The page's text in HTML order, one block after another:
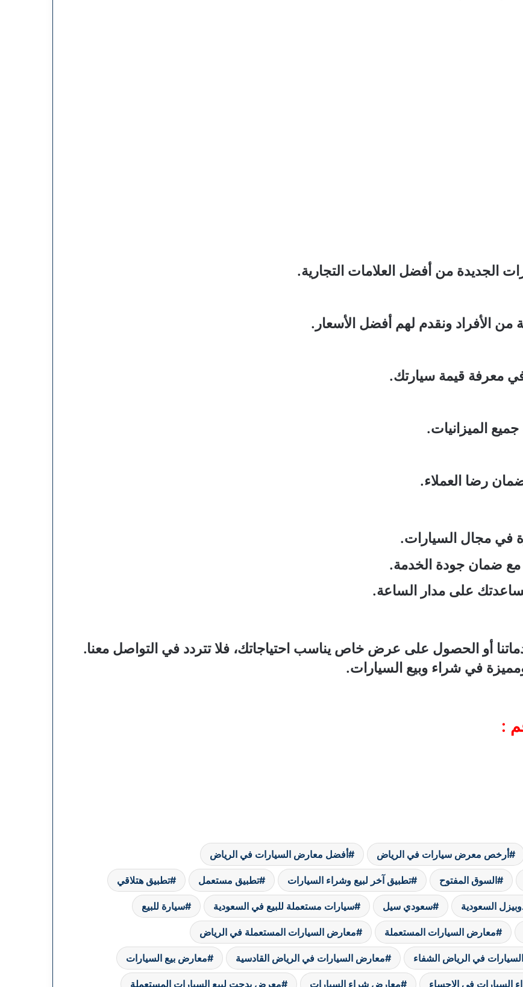
الجديدة من أفضل العلامات التجارية.
من الأفراد ونقدم لهم أفضل الأسعار.
معرفة قيمة سيارتك.
الميزانيات.
رضا العملاء.
في مجال السيارات.
مع ضمان جودة الخدمة.
على مدار الساعة.
أو الحصول على عرض خاص يناسب احتياجاتك، فلا تتردد في التواصل معنا.
في شراء وبيع السيارات.
:
أرخص معرض سيارات في الرياض أفضل معارض السيارات في الرياض
السوق المفتوح تطبيق آخر لبيع وشراء السيارات تطبيق مستعمل تطبيق هتلاقي
السعودية سعودي سيل سيارات مستعملة للبيع في السعودية سيارة للبيع
معارض السيارات المستعملة معارض السيارات المستعملة في الرياض
في الرياض الشفاء معارض السيارات في الرياض القادسية معارض بيع السيارات
السيارات في الاحساء معارض شراء السيارات معرض بدجت لبيع السيارات المستعملة